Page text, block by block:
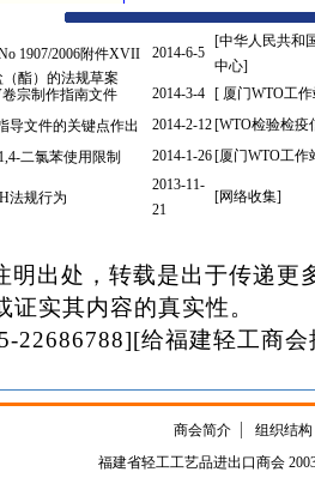
1907/2006附件XVII
酯）的法规草案
2014-6-5
[中华人民共和
中心]
宗制作指南文件
2014-3-4
[ 厦门WTO工
导文件的关键点作出
2014-2-12 [WTO检验检疫
二氯苯使用限制
2014-1-26 [厦门WTO工作
法规行为
2013-11-
21
[网络收集]
明出处，转载是出于传递更
实其内容的真实性。
22686788][给福建轻工商
商会简介
组织结构
福建省轻工工艺品进出口商会